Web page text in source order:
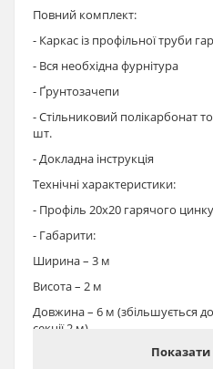
Повний комплект:
- Каркас із профільної труби
- Вся необхідна фурнітура
- Ґрунтозачепи
- Стільниковий полікарбонат
шт.
- Докладна інструкція
Технічні характеристики:
- Профіль 20х20 гарячого
- Габарити:
Ширина – 3 м
Висота – 2 м
Довжина – 6 м (збільшується
секції 2 м)